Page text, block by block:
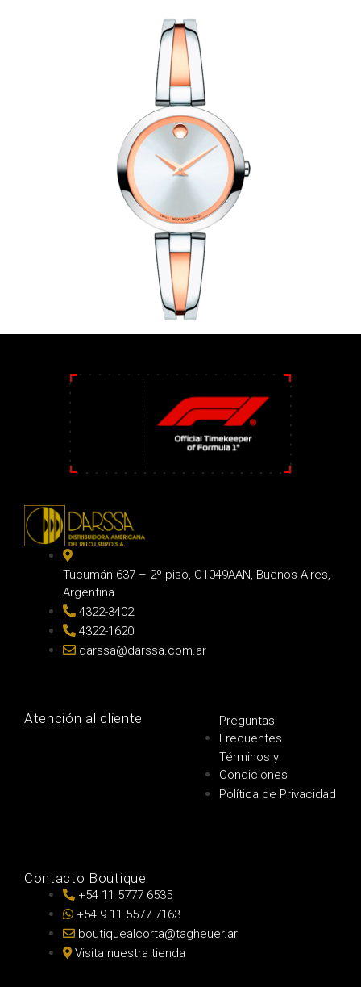
Tucumán 637 – 2º piso, C1049AAN, Buenos Aires,
Argentina
4322-3402
4322-1620
darssa@darssa.com.ar
Atención al cliente
Preguntas
Frecuentes
Términos y
Condiciones
Política de Privacidad
Contacto Boutique
+54 11 5777 6535
+54 9 11 5577 7163
boutiquealcorta@tagheuer.ar
Visita nuestra tienda